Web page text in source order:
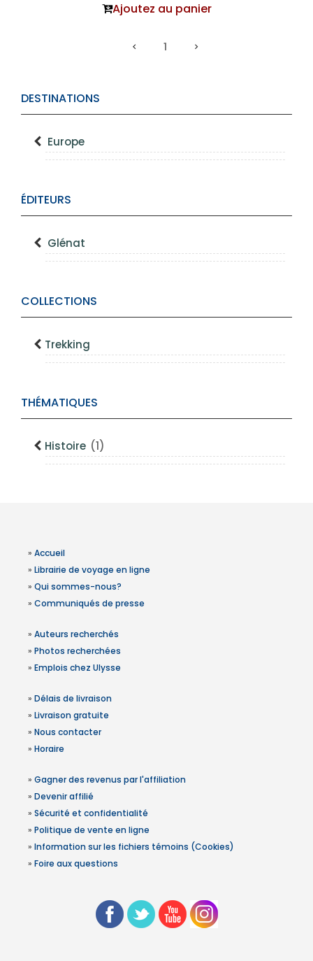
DESTINATIONS
Europe
ÉDITEURS
Glénat
COLLECTIONS
Trekking
THÉMATIQUES
Histoire (1)
Ajoutez au panier
1
» Accueil
» Librairie de voyage en ligne
» Qui sommes-nous?
» Communiqués de presse
» Auteurs recherchés
» Photos recherchées
» Emplois chez Ulysse
» Délais de livraison
» Livraison gratuite
» Nous contacter
» Horaire
» Gagner des revenus par l'affiliation
» Devenir affilié
» Sécurité et confidentialité
» Politique de vente en ligne
» Information sur les fichiers témoins (Cookies)
» Foire aux questions